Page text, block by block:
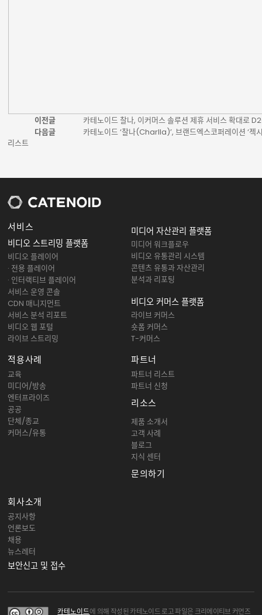
이전글
카테노이드 찰나, 이커머스 솔루션 제휴 서비스 확대로
다음글
카테노이드 ‘찰나(Charlla)’, 브랜드엑스코퍼레이션 ‘젝
리스트
서비스
비디오 스트리밍 플랫폼
비디오 플레이어
· 전용 플레이어
· 인터랙티브 플레이어
서비스 운영 콘솔
CDN 매니지먼트
서비스 분석 리포트
비디오 웹 포털
라이브 스트리밍
미디어 자산관리 플랫폼
미디어 워크플로우
비디오 유통관리 시스템
콘텐츠 유통과 자산관리
분석과 리포팅
비디오 커머스 플랫폼
라이브 커머스
숏폼 커머스
T-커머스
적용사례
교육
미디어/방송
엔터프라이즈
공공
단체/종교
커머스/유통
파트너
파트너 리스트
파트너 신청
리소스
제품 소개서
고객 사례
블로그
지식 센터
문의하기
회사소개
공지사항
언론보도
채용
뉴스레터
보안신고 및 접수
카테노이드에 의해 작성된 카테노이드 로고 파일은 크리에이티브 커먼즈